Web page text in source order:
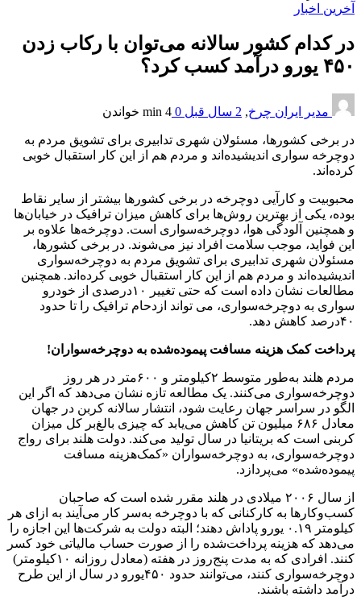
آخرین اخبار
در کدام کشور سالانه می‌توان با رکاب زدن
۴۵۰ یورو درآمد کسب کرد؟
مدیر ایران چرخ, 2 سال قبل 0
4 min خواندن
در برخی کشورها، مسئولان شهری تدابیری برای تشویق مردم به
دوچرخه‌ سواری اندیشیده‌اند و مردم هم از این کار استقبال خوبی
کرده‌اند.
محبوبیت و کارآیی دوچرخه در برخی کشورها بیشتر از سایر نقاط
بوده، یکی از بهترین روش‌ها برای کاهش میزان ترافیک در خیابان‌ها
و همچنین آلودگی هوا، دوچرخه‌سواری است. دوچرخه‌ها علاوه بر
این فواید، موجب سلامت افراد نیز می‌شوند. در برخی کشورها،
مسئولان شهری تدابیری برای تشویق مردم به دوچرخه‌سواری
اندیشیده‌اند و مردم هم از این کار استقبال خوبی کرده‌اند. همچنین
مطالعات نشان داده‌ است که حتی تغییر ۱۰درصدی از خودرو
سواری به دوچرخه‌سواری، می تواند ازدحام ترافیک را تا حدود
۴۰درصد کاهش دهد.
پرداخت کمک هزینه مسافت پیموده‌شده به دوچرخه‌سواران!
مردم هلند به‌طور متوسط ۲‌کیلومتر و ۶۰۰‌متر در هر روز
دوچرخه‌سواری می‌کنند. یک مطالعه تازه نشان می‌دهد که ‌اگر این
الگو در سراسر جهان رعایت شود، انتشار سالانه کربن در جهان
معادل ۶۸۶ میلیون تن کاهش می‌یابد که چیزی بالغ‌بر کل میزان
کربنی است که بریتانیا در سال تولید می‌کند. دولت هلند برای رواج
دوچرخه‌سواری، به دوچرخه‌سواران «کمک‌هزینه مسافت
پیموده‌شده» می‌پردازد.
از سال ۲۰۰۶ میلادی در هلند مقرر شده ‌است که صاحبان
کسب‌وکارها به کارکنانی که با دوچرخه به‌سر کار می‌آیند به ‌ازای هر
کیلومتر ۰.۱۹ یورو پاداش دهند؛ البته دولت به شرکت‌ها این اجازه را
می‌دهد که هزینه پرداخت‌شده را از صورت حساب مالیاتی خود کسر
کنند. افرادی که به مدت پنج‌روز در هفته (معادل روزانه ۱۰‌کیلومتر)
دوچرخه‌سواری کنند، می‌توانند حدود ۴۵۰‌یورو در سال از این طرح
درآمد داشته باشند.